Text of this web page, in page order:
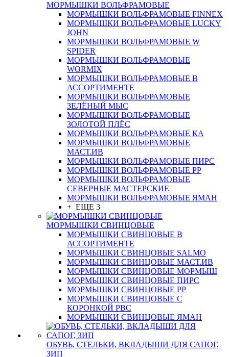
МОРМЫШКИ ВОЛЬФРАМОВЫЕ
МОРМЫШКИ ВОЛЬФРАМОВЫЕ FINNEX
МОРМЫШКИ ВОЛЬФРАМОВЫЕ LUCKY
JOHN
МОРМЫШКИ ВОЛЬФРАМОВЫЕ W
SPIDER
МОРМЫШКИ ВОЛЬФРАМОВЫЕ
WORMIX
МОРМЫШКИ ВОЛЬФРАМОВЫЕ В
АССОРТИМЕНТЕ
МОРМЫШКИ ВОЛЬФРАМОВЫЕ
ЗЕЛЁНЫЙ МЫС
МОРМЫШКИ ВОЛЬФРАМОВЫЕ
ЗОЛОТОЙ ПЛЁС
МОРМЫШКИ ВОЛЬФРАМОВЫЕ КА
МОРМЫШКИ ВОЛЬФРАМОВЫЕ
МАСТ.ИВ
МОРМЫШКИ ВОЛЬФРАМОВЫЕ ПИРС
МОРМЫШКИ ВОЛЬФРАМОВЫЕ РР
МОРМЫШКИ ВОЛЬФРАМОВЫЕ
СЕВЕРНЫЕ МАСТЕРСКИЕ
МОРМЫШКИ ВОЛЬФРАМОВЫЕ ЯМАН
+ ЕЩЕ 3
МОРМЫШКИ СВИНЦОВЫЕ
МОРМЫШКИ СВИНЦОВЫЕ В
АССОРТИМЕНТЕ
МОРМЫШКИ СВИНЦОВЫЕ SALMO
МОРМЫШКИ СВИНЦОВЫЕ МАСТ.ИВ
МОРМЫШКИ СВИНЦОВЫЕ МОРМЫШ
МОРМЫШКИ СВИНЦОВЫЕ ПИРС
МОРМЫШКИ СВИНЦОВЫЕ РР
МОРМЫШКИ СВИНЦОВЫЕ С
КОРОНКОЙ РВС
МОРМЫШКИ СВИНЦОВЫЕ ЯМАН
ОБУВЬ, СТЕЛЬКИ, ВКЛАДЫШИ ДЛЯ САПОГ,
ЗИП